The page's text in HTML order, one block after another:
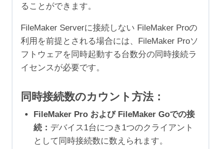
ることができます。
FileMaker Serverに接続しない FileMaker Proの
利用を前提とされる場合には、FileMaker Proソ
フトウェアを同時起動する台数分の同時接続ラ
イセンスが必要です。
同時接続数のカウント方法：
FileMaker Pro および FileMaker Goでの接
続： デバイス1台につき1つのクライアント
として同時接続数に数えられます。